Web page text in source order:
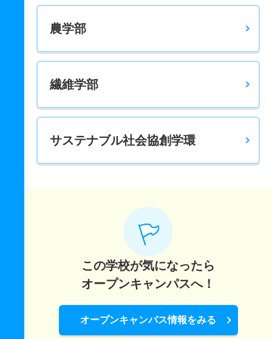
農学部
繊維学部
サステナブル社会協創学環
この学校が気になったら
オープンキャンパスへ！
オープンキャンパス情報をみる